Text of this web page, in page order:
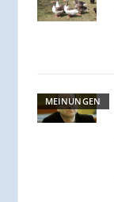
MEINUNGEN